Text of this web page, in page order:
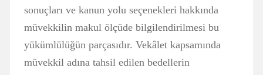
sonuçları ve kanun yolu seçenekleri hakkında
müvekkilin makul ölçüde bilgilendirilmesi bu
yükümlülüğün parçasıdır. Vekâlet kapsamında
müvekkil adına tahsil edilen bedellerin